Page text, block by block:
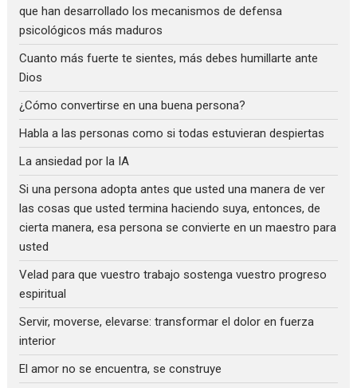
que han desarrollado los mecanismos de defensa
psicológicos más maduros
Cuanto más fuerte te sientes, más debes humillarte ante
Dios
¿Cómo convertirse en una buena persona?
Habla a las personas como si todas estuvieran despiertas
La ansiedad por la IA
Si una persona adopta antes que usted una manera de ver
las cosas que usted termina haciendo suya, entonces, de
cierta manera, esa persona se convierte en un maestro para
usted
Velad para que vuestro trabajo sostenga vuestro progreso
espiritual
Servir, moverse, elevarse: transformar el dolor en fuerza
interior
El amor no se encuentra, se construye